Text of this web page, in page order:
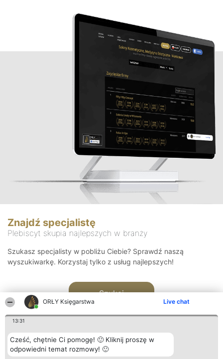
ORŁY Księgarstwa Live chat
13:31
Cześć, chętnie Ci pomogę! 🙂 Kliknij proszę w
odpowiedni temat rozmowy! 🙂
Znajdź specjalistę
Plebiscyt skupia najlepszych w branży
Szukasz specjalisty w pobliżu Ciebie? Sprawdź naszą
wyszukiwarkę. Korzystaj tylko z usług najlepszych!
Szukaj